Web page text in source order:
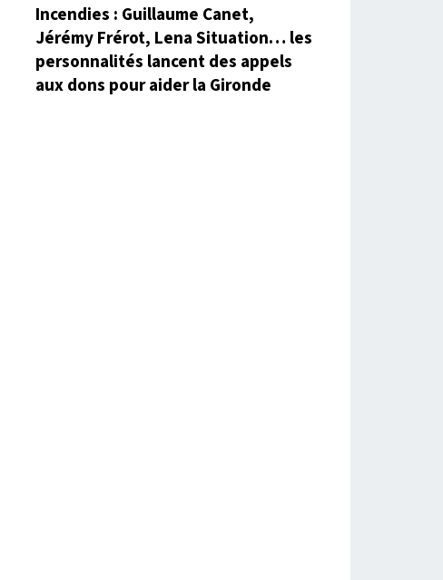
Incendies : Guillaume Canet,
Jérémy Frérot, Lena Situation… les
personnalités lancent des appels
aux dons pour aider la Gironde